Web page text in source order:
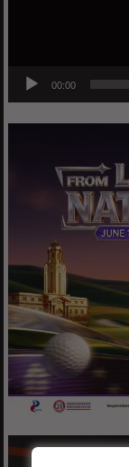
00:00